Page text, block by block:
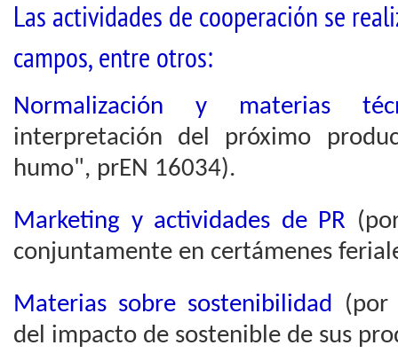
Las actividades de cooperación se
campos, entre otros:
Normalización y materias
interpretación del próximo
humo", prEN 16034).
Marketing y actividades de PR
conjuntamente en certámenes
Materias sobre sostenibilidad (por
del impacto de sostenible de sus